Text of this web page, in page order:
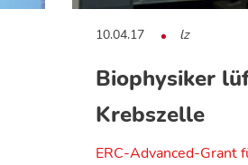
10.04.17 lz
Biophysiker
Krebszelle
ERC-Advanced-Grant